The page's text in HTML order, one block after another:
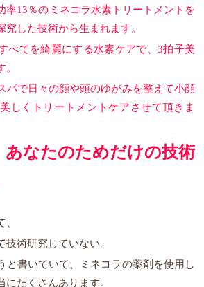
率13％のミネコラ水素トリートメントを
した技術から生まれます。
べてを綺麗にする水素ケアで、3拍子美
パで日々の顔や頭のゆがみを整えて小顔
しくトリートメントケアさせて頂きま
あなたのためだけの技術
術研究していない。
と書いていて、ミネコラの薬剤を使用し
たくさんあります。